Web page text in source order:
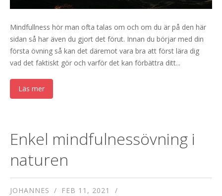
Mindfullness hör man ofta talas om och om du är på den här
sidan så har även du gjort det förut. Innan du börjar med din
första övning så kan det däremot vara bra att först lära dig
vad det faktiskt gör och varför det kan förbättra ditt...
Läs mer
Enkel mindfulnessövning i
naturen
JOHANNES FEB 11, 2021